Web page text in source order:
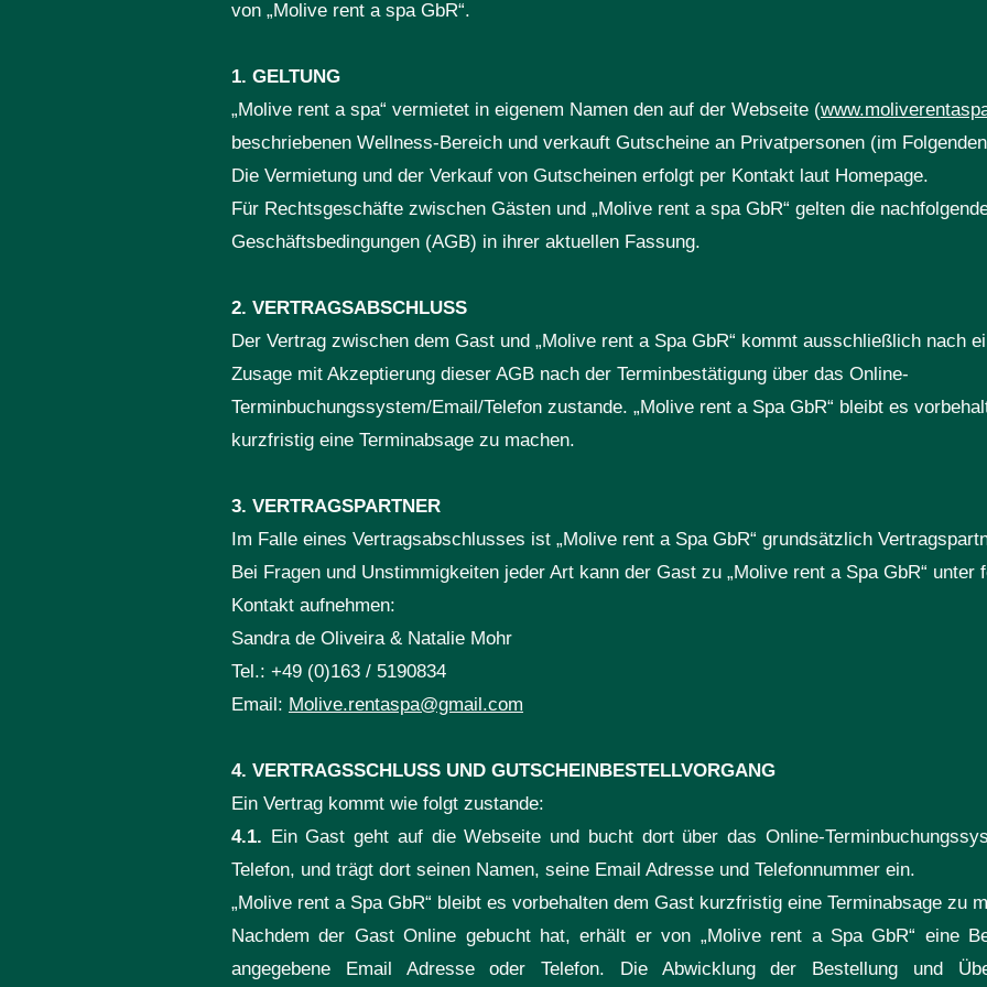
von „Molive rent a spa GbR“.
1. GELTUNG
„Molive rent a spa“ vermietet in eigenem Namen den auf der Webseite (
beschriebenen Wellness-Bereich und verkauft Gutscheine an Privatpersonen (im
Die Vermietung und der Verkauf von Gutscheinen erfolgt per Kontakt laut Homepage.
Für Rechtsgeschäfte zwischen Gästen und „Molive rent a spa GbR“ gelten die
Geschäftsbedingungen (AGB) in ihrer aktuellen Fassung.
2. VERTRAGSABSCHLUSS
Der Vertrag zwischen dem Gast und „Molive rent a Spa GbR“ kommt ausschließlich nach
Zusage mit Akzeptierung dieser AGB nach der Terminbestätigung über das Online-
Terminbuchungssystem/Email/Telefon zustande. „Molive rent a Spa GbR“ bleibt es
kurzfristig eine Terminabsage zu machen.
3. VERTRAGSPARTNER
Im Falle eines Vertragsabschlusses ist „Molive rent a Spa GbR“ grundsätzlich
Bei Fragen und Unstimmigkeiten jeder Art kann der Gast zu „Molive rent a Spa GbR“ unter
Kontakt aufnehmen:
Sandra de Oliveira & Natalie Mohr
Tel.: +49 (0)163 / 5190834
Email: Molive.rentaspa@gmail.com
4. VERTRAGSSCHLUSS UND GUTSCHEINBESTELLVORGANG
Ein Vertrag kommt wie folgt zustande:
4.1. Ein Gast geht auf die Webseite und bucht dort über das Online-
Telefon, und trägt dort seinen Namen, seine Email Adresse und Telefonnummer ein.
„Molive rent a Spa GbR“ bleibt es vorbehalten dem Gast kurzfristig eine Terminabsage zu
Nachdem der Gast Online gebucht hat, erhält er von „Molive rent a Spa GbR“ eine
angegebene Email Adresse oder Telefon. Die Abwicklung der Bestellung und